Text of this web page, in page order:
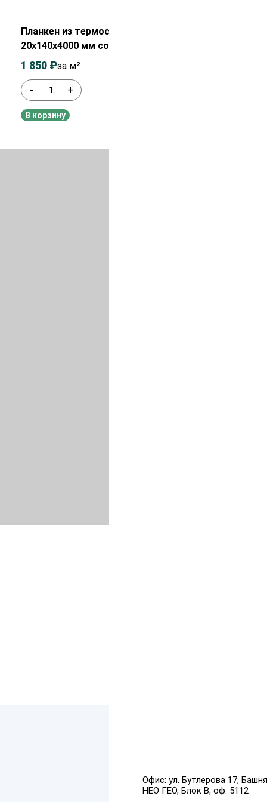
Офис: ул. Бутлерова 17, Башня
НЕО ГЕО, Блок В, оф. 5112
Планкен из термососны
20х140х4000 мм сорт АВ
- +
1 850 ₽за м²
В корзину